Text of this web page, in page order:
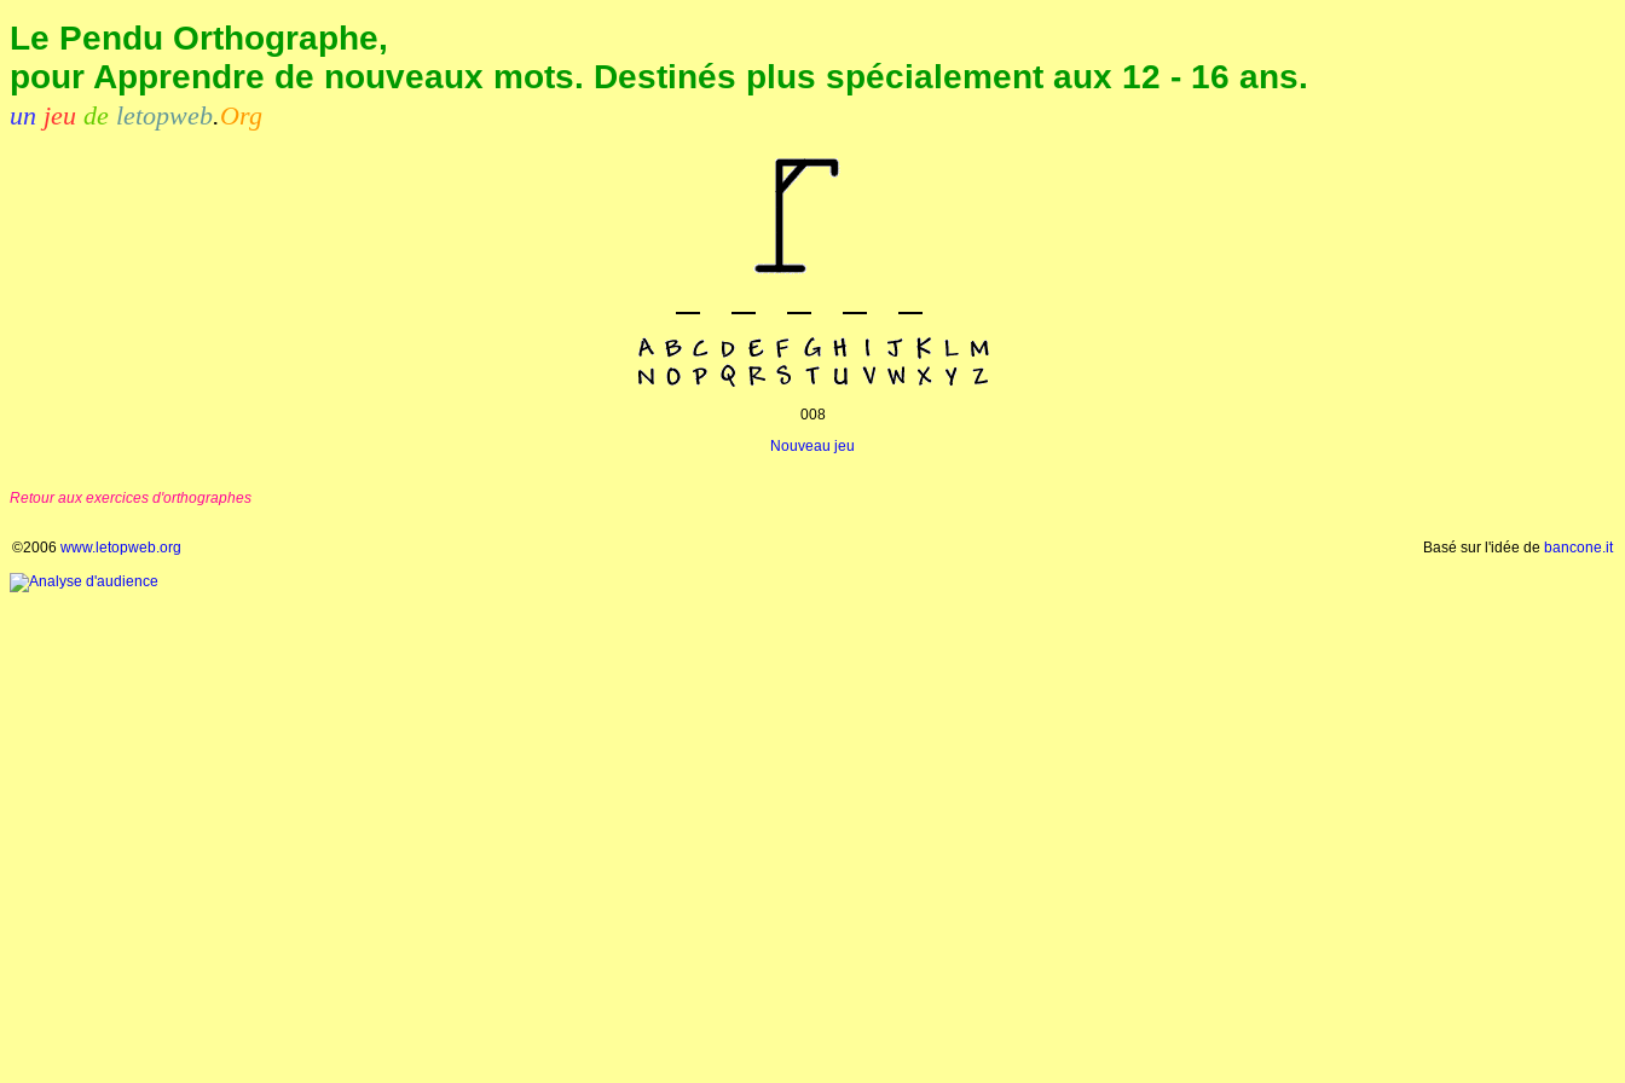
Le Pendu Orthographe,
pour Apprendre de nouveaux mots. Destinés plus spécialement aux 12 - 16 ans.
un jeu de letopweb.Org
008
Nouveau jeu
Retour aux exercices d'orthographes
©2006 www.letopweb.org Basé sur l'idée de bancone.it